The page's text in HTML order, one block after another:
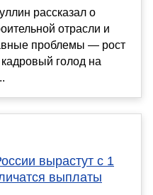
рассказал о
отрасли и
проблемы — рост
голод на
вырастут с 1
выплаты